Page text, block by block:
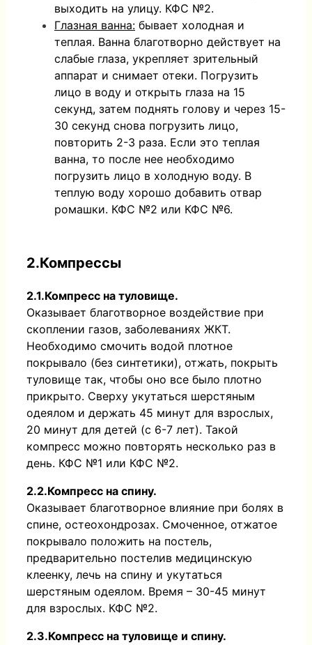
выходить на улицу. КФС №2.
Глазная ванна: бывает холодная и
теплая. Ванна благотворно действует на
слабые глаза, укрепляет зрительный
аппарат и снимает отеки. Погрузить
лицо в воду и открыть глаза на 15
секунд, затем поднять голову и через 15-
30 секунд снова погрузить лицо,
повторить 2-3 раза. Если это теплая
ванна, то после нее необходимо
погрузить лицо в холодную воду. В
теплую воду хорошо добавить отвар
ромашки. КФС №2 или КФС №6.
2.Компрессы
2.1.Компресс на туловище.
Оказывает благотворное воздействие при
скоплении газов, заболеваниях ЖКТ.
Необходимо смочить водой плотное
покрывало (без синтетики), отжать, покрыть
туловище так, чтобы оно все было плотно
прикрыто. Сверху укутаться шерстяным
одеялом и держать 45 минут для взрослых,
20 минут для детей (с 6-7 лет). Такой
компресс можно повторять несколько раз в
день. КФС №1 или КФС №2.
2.2.Компресс на спину.
Оказывает благотворное влияние при болях в
спине, остеохондрозах. Смоченное, отжатое
покрывало положить на постель,
предварительно постелив медицинскую
клеенку, лечь на спину и укутаться
шерстяным одеялом. Время – 30-45 минут
для взрослых. КФС №2.
2.3.Компресс на туловище и спину.